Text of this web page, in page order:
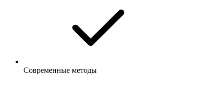
Современные методы